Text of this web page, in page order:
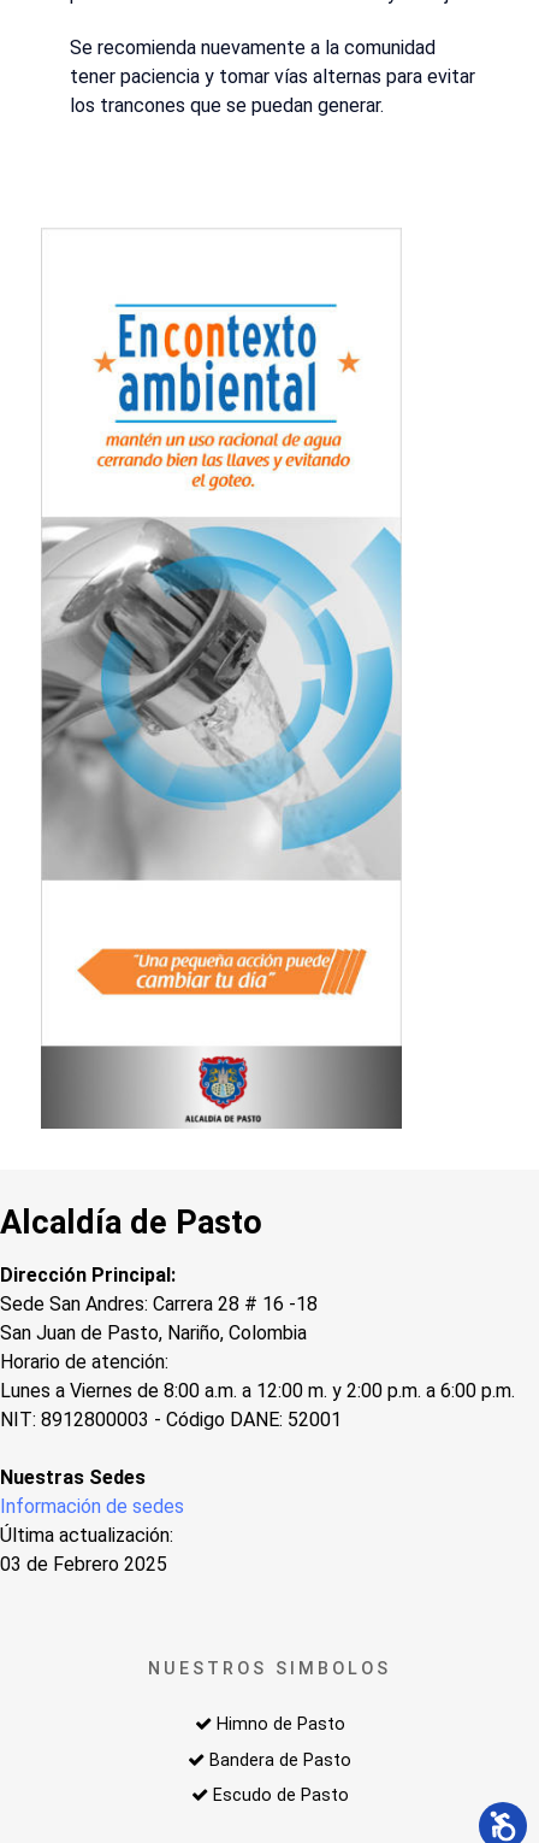
Se recomienda nuevamente a la comunidad
tener paciencia y tomar vías alternas para evitar
los trancones que se puedan generar.
Alcaldía de Pasto
Dirección Principal:
Sede San Andres: Carrera 28 # 16 -18
San Juan de Pasto, Nariño, Colombia
Horario de atención:
Lunes a Viernes de 8:00 a.m. a 12:00 m. y 2:00 p.m. a 6:00 p.m.
NIT: 8912800003 - Código DANE: 52001
Nuestras Sedes
Información de sedes
Última actualización:
03 de Febrero 2025
NUESTROS SIMBOLOS
Himno de Pasto
Bandera de Pasto
Escudo de Pasto